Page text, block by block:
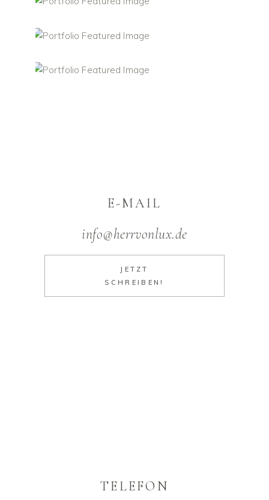
E-MAIL
info@herrvonlux.de
JETZT
SCHREIBEN!
TELEFON